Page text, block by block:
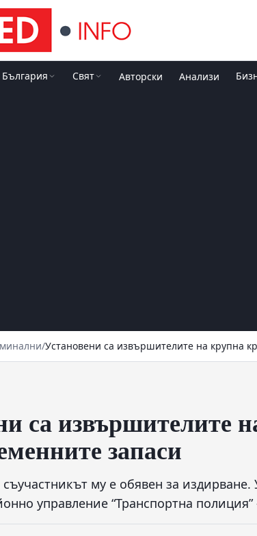
България Свят Авторски Анализи
/Установени са извършителите на крупна
са извършителите
запаси
му е обявен за
управление “Транспортна